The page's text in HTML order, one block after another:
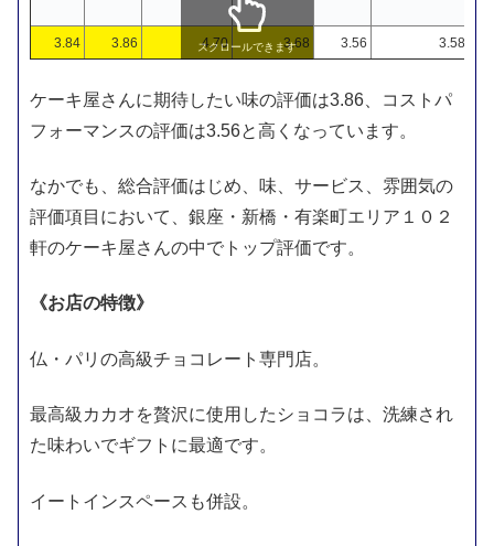
3.84 3.86 4.70 3.68 3.56 3.58
スクロールできます
ケーキ屋さんに期待したい味の評価は3.86、コストパ
フォーマンスの評価は3.56と高くなっています。
なかでも、総合評価はじめ、味、サービス、雰囲気の
評価項目において、銀座・新橋・有楽町エリア１０２
軒のケーキ屋さんの中でトップ評価です。
《お店の特徴》
仏・パリの高級チョコレート専門店。
最高級カカオを贅沢に使用したショコラは、洗練され
た味わいでギフトに最適です。
イートインスペースも併設。